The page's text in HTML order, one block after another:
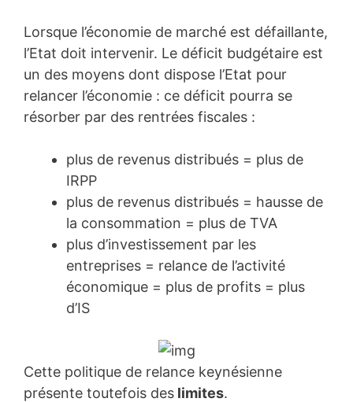
Lorsque l’économie de marché est défaillante,
l’Etat doit intervenir. Le déficit budgétaire est
un des moyens dont dispose l’Etat pour
relancer l’économie : ce déficit pourra se
résorber par des rentrées fiscales :
plus de revenus distribués = plus de
IRPP
plus de revenus distribués = hausse de
la consommation = plus de TVA
plus d’investissement par les
entreprises = relance de l’activité
économique = plus de profits = plus
d’IS
Cette politique de relance keynésienne
présente toutefois des limites.